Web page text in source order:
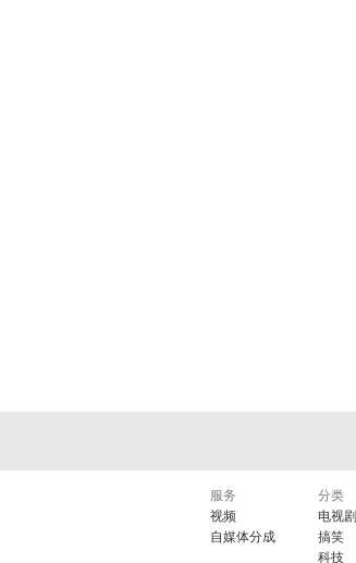
服务
视频
自媒体分成
分类
电视剧
搞笑
科技